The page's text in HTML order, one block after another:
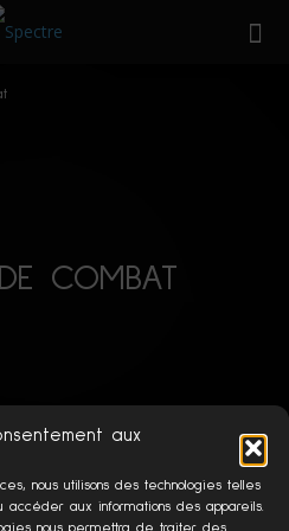
aux
nous utilisons des technologies telles
aux informations des appareils.
COMBAT
SEMAINE